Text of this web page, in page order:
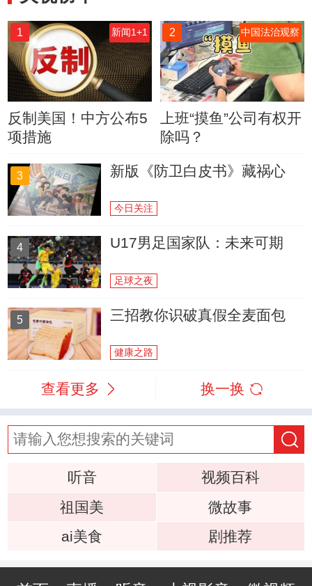
1 新闻1+1
反制美国！中方公布5
项措施
2 中国法治观察
上班“摸鱼”公司有权开
除吗？
3 新版《防卫白皮书》藏祸心
今日关注
4 U17男足国家队：未来可期
足球之夜
5 三招教你识破真假全麦面包
健康之路
查看更多 换一换
听音
视频百科
祖国美
微故事
ai美食
剧推荐